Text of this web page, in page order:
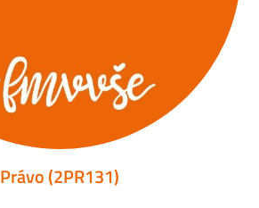
Právo (2PR131)